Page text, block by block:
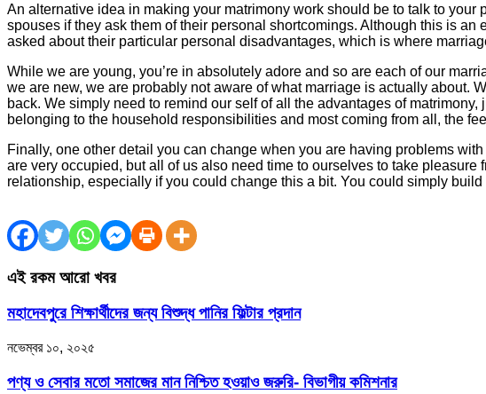
An alternative idea in making your matrimony work should be to talk to
spouses if they ask them of their personal shortcomings. Although this is
asked about their particular personal disadvantages, which is where
While we are young, you’re in absolutely adore and so are each of our
we are new, we are probably not aware of what marriage is actually about.
back. We simply need to remind our self of all the advantages of
belonging to the household responsibilities and most coming from all, the
Finally, one other detail you can change when you are having problems
are very occupied, but all of us also need time to ourselves to take
relationship, especially if you could change this a bit. You could simply
এই রকম আরো খবর
মহাদেবপুরে শিক্ষার্থীদের জন্য বিশুদ্ধ পানির ফিল্টার প্রদান
নভেম্বর ১০, ২০২৫
পণ্য ও সেবার মতো সমাজের মান নিশ্চিত হওয়াও জরুরি- বিভাগীয় কমিশনার